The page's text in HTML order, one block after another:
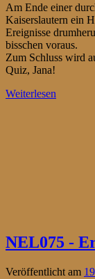
Am Ende einer
Kaiserslautern ein
Ereignisse
bisschen voraus.
Zum Schluss wird
Quiz, Jana!
Weiterlesen
NEL075 -
Veröffentlicht am